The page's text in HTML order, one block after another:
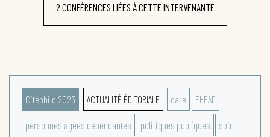
2 CONFÉRENCES LIÉES À CETTE INTERVENANTE
Citéphilo 2023 ACTUALITÉ ÉDITORIALE care EHPAD
personnes agées dépendantes politiques publiques soin